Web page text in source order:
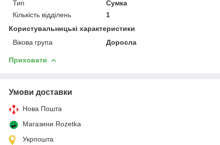
Тип
Сумка
Кількість відділень
1
Користувальницькі характеристики
Вікова група
Доросла
Приховати
Умови доставки
Нова Пошта
Магазини Rozetka
Укрпошта